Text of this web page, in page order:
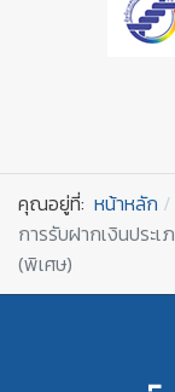
คุณอยู่ที่: หน้าหลัก
การรับฝากเงินประ
(พิเศษ)